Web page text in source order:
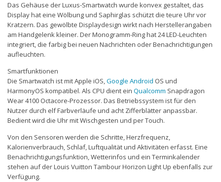
Das Gehäuse der Luxus-Smartwatch wurde konvex gestaltet, das
Display hat eine Wölbung und Saphirglas schützt die teure Uhr vor
Kratzern. Das gewölbte Displaydesign wirkt nach Herstellerangaben
am Handgelenk kleiner. Der Monogramm-Ring hat 24 LED-Leuchten
integriert, die farbig bei neuen Nachrichten oder Benachrichtigungen
aufleuchten.
Smartfunktionen
Die Smartwatch ist mit Apple iOS,Google Android OS und
HarmonyOS kompatibel. Als CPU dient ein Qualcomm Snapdragon
Wear 4100 Octacore-Prozessor. Das Betriebssystem ist für den
Nutzer durch elf Farbverläufe und acht Zifferblätter anpassbar.
Bedient wird die Uhr mit Wischgesten und per Touch.
Von den Sensoren werden die Schritte, Herzfrequenz,
Kalorienverbrauch, Schlaf, Luftqualität und Aktivitäten erfasst. Eine
Benachrichtigungsfunktion, Wetterinfos und ein Terminkalender
stehen auf der Louis Vuitton Tambour Horizon Light Up ebenfalls zur
Verfügung.